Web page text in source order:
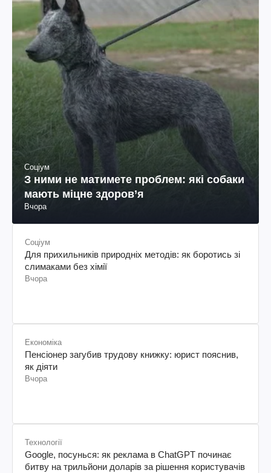
Соціум
З ними не матимете проблем: які собаки
мають міцне здоров’я
Вчора
Соціум
Для прихильників природніх методів: як боротись зі
слимаками без хімії
Вчора
Економіка
Пенсіонер загубив трудову книжку: юрист пояснив,
як діяти
Вчора
Технології
Google, посунься: як реклама в ChatGPT починає
битву на трильйони доларів за рішення користувачів